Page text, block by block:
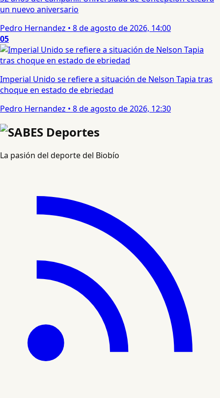
un nuevo aniversario
Pedro Hernandez • 8 de agosto de 2026, 14:00
05
Imperial Unido se refiere a situación de Nelson Tapia tras
choque en estado de ebriedad
Pedro Hernandez • 8 de agosto de 2026, 12:30
La pasión del deporte del Biobío